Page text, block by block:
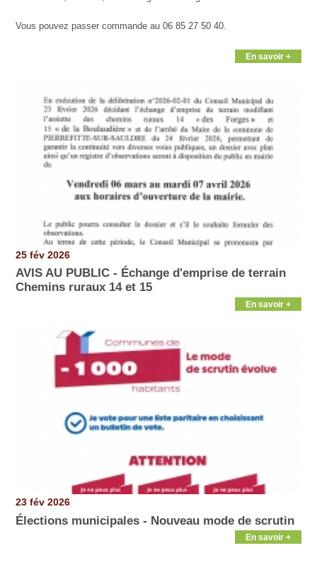
Vous pouvez passer commande au 06 85 27 50 40.
En savoir +
25 fév 2026
AVIS AU PUBLIC - Échange d'emprise de terrain
Chemins ruraux 14 et 15
En savoir +
23 fév 2026
Élections municipales - Nouveau mode de scrutin
En savoir +